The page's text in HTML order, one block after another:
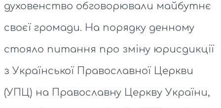
духовенство обговорювали майбутнє
своєї громади. На порядку денному
стояло питання про зміну юрисдикції
з Української Православної Церкви
(УПЦ) на Православну Церкву України,